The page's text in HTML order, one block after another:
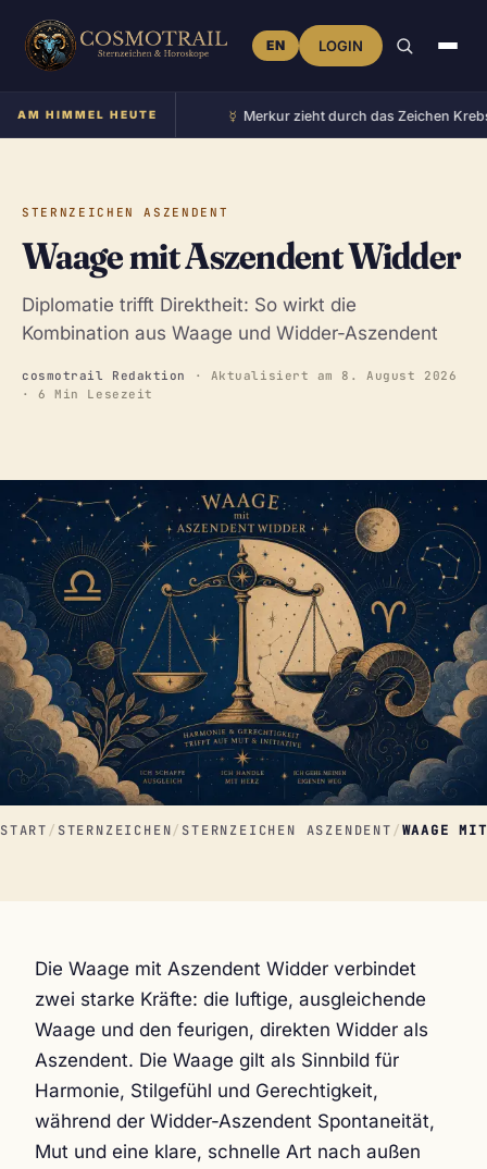
EN LOGIN
AM HIMMEL HEUTE
Zeichen Zwillinge• Merkur zieht durch das Zeichen Krebs •
START / STERNZEICHEN/ STERNZEICHEN ASZENDENT /WAAGE
STERNZEICHEN ASZENDENT
Waage mit Aszendent Widder
Diplomatie trifft Direktheit: So wirkt die
Kombination aus Waage und Widder-Aszendent
cosmotrail Redaktion · Aktualisiert am 8. August 2026
· 6 Min Lesezeit
Die Waage mit Aszendent Widder verbindet
zwei starke Kräfte: die luftige, ausgleichende
Waage und den feurigen, direkten Widder als
Aszendent. Die Waage gilt als Sinnbild für
Harmonie, Stilgefühl und Gerechtigkeit,
während der Widder-Aszendent Spontaneität,
Mut und eine klare, schnelle Art nach außen